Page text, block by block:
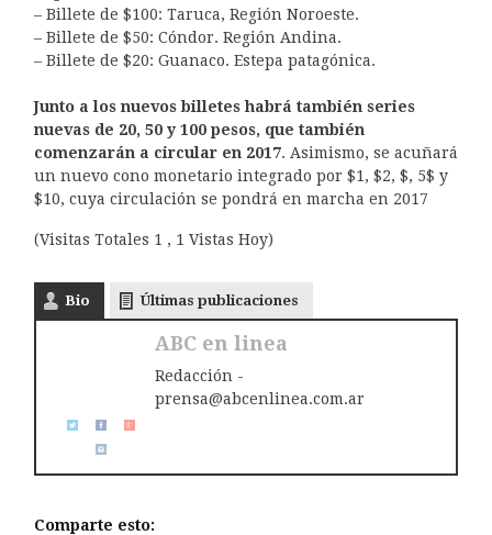
– Billete de $100: Taruca, Región Noroeste.
– Billete de $50: Cóndor. Región Andina.
– Billete de $20: Guanaco. Estepa patagónica.
Junto a los nuevos billetes habrá también series
nuevas de 20, 50 y 100 pesos, que también
comenzarán a circular en 2017. Asimismo, se acuñará
un nuevo cono monetario integrado por $1, $2, $, 5$ y
$10, cuya circulación se pondrá en marcha en 2017
(Visitas Totales 1 , 1 Vistas Hoy)
Bio Últimas publicaciones
ABC en linea
Redacción -
prensa@abcenlinea.com.ar
Comparte esto: